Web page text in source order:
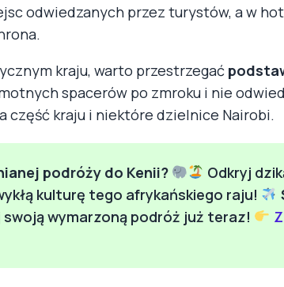
odwiedzanych przez turystów, a w
kraju, warto przestrzegać
spacerów po zmroku i nie
część kraju i niektóre dzielnice Nairobi.
podróży do Kenii?
Odkryj
kulturę tego afrykańskiego raju!
swoją wymarzoną podróż już teraz!